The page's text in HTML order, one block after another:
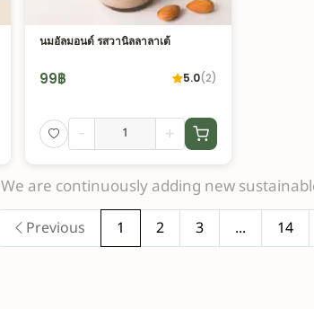
นมอัลมอนด์ รสวานิลลาลาเต้
99฿ 5.0(2)
- +
We are continuously adding new
Previous 1 2 3 ... 14